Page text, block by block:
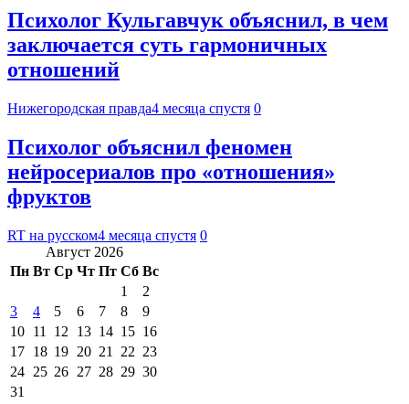
Психолог Кульгавчук объяснил, в чем
заключается суть гармоничных
отношений
Нижегородская правда4 месяца спустя 0
Психолог объяснил феномен
нейросериалов про «отношения»
фруктов
RT на русском4 месяца спустя 0
Август 2026
Пн Вт Ср Чт Пт Сб Вс
1
2
3
4 5 6 7 8
9
10 11 12 13 14 15 16
17 18 19 20 21 22 23
24 25 26 27 28 29 30
31